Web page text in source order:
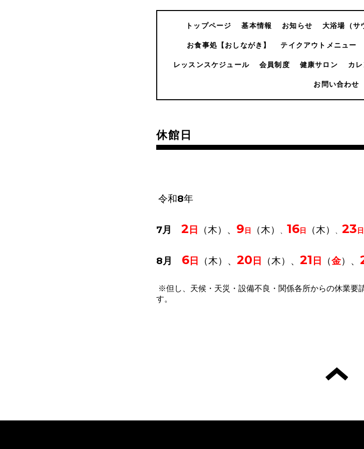
トップページ 基本情報 お知らせ 大浴場（サ
お食事処【おしながき】 テイクアウトメニュー
レッスンスケジュール 会員制度 健康サロン カ
お問い合わせ
休館日
令和8年
7月 2 日 （木）、 9日 （木） 、 16日 （木） 、 23日
8月 6 日 （木）、 20 日 （木）、 21 日 （金）、
※但し、天候・天災・設備不良・関係各所からの休業要
す。